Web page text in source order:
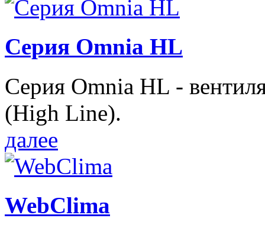
Серия Omnia HL
Серия Omnia HL -
(High Line).
далее
WebClima